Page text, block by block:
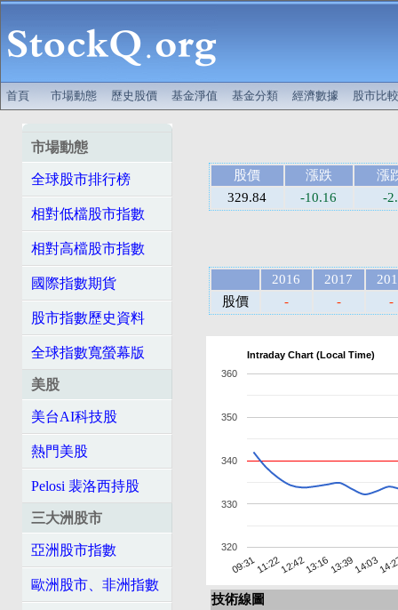
首頁 市場動態 歷史股價 基金淨值 基金分類 經濟數據 股市比較
市場動態
全球股市排行榜
相對低檔股市指數
相對高檔股市指數
國際指數期貨
股市指數歷史資料
全球指數寬螢幕版
美股
美台AI科技股
熱門美股
Pelosi 裴洛西持股
三大洲股市
亞洲股市指數
歐洲股市、非洲指數
股價 漲跌
漲
329.84
-10.16 -
2016 2017
股價
- - -
Intraday Chart (Local Time)
09:3111:2212:4213:1613:3914:03
320
330
340
350
360
技術線圖